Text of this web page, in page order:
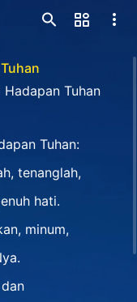
Tuhan
Tuhan:
tenanglah,
hati.
minum,